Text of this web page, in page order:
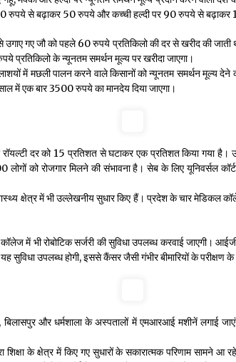
रुपये से बढ़ाकर 50 रुपये और कच्ची हल्दी पर 90 रुपये से बढ़ाकर
उगाए गए जौ को पहले 60 रुपये प्रतिकिलो की दर से खरीद की
प्रतिकिलो के न्यूनतम समर्थन मूल्य पर खरीदा जाएगा।
में मछली पालन करने वाले किसानों को न्यूनतम समर्थन मूल्य देने
में एक बार 3500 रुपये का मानदेय दिया जाएगा।
दर को 15 प्रतिशत से घटाकर एक प्रतिशत किया गया है।
को रोजगार मिलने की संभावना है। सेब के लिए यूनिवर्सल
क्षेत्र में भी उल्लेखनीय सुधार किए हैं। प्रदेश के चार मेडिकल
में भी रोबोटिक सर्जरी की सुविधा उपलब्ध करवाई जाएगी।
उपलब्ध होगी, इससे कैंसर जैसी गंभीर बीमारियों के परीक्षण के
और धर्मशाला के अस्पतालों में एमआरआई मशीनें लगाई
शिक्षा के क्षेत्र में किए गए सुधारों के सकारात्मक परिणाम सामने